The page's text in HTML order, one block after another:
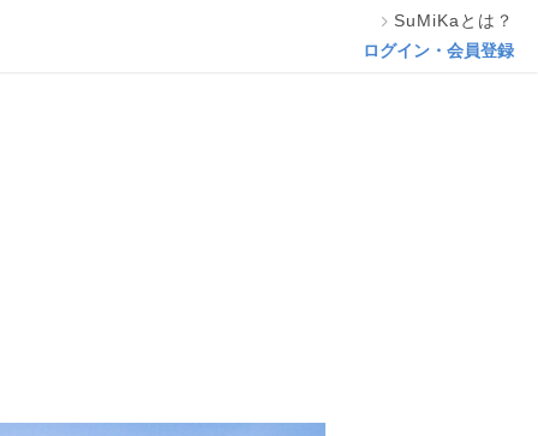
SuMiKaとは？
ログイン・会員登録